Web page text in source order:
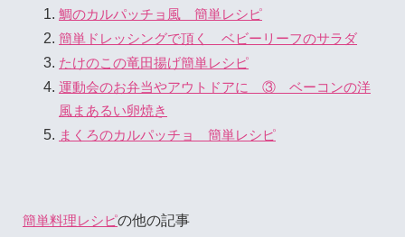
鯛のカルパッチョ風 簡単レシピ
簡単ドレッシングで頂く ベビーリーフのサラダ
たけのこの竜田揚げ簡単レシピ
運動会のお弁当やアウトドアに ③ ベーコンの洋
風まあるい卵焼き
まくろのカルパッチョ 簡単レシピ
簡単料理レシピの他の記事